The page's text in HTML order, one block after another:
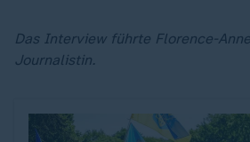
Das Interview führte Florence-
Journalistin.